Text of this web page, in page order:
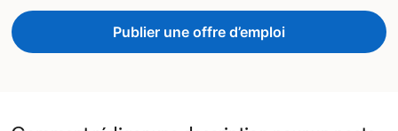
Publier une offre d’emploi
opens in a new tab